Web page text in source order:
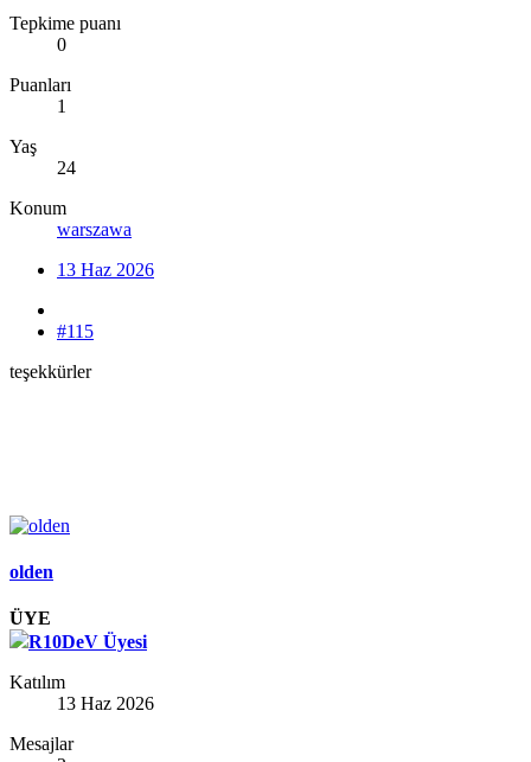
Tepkime puanı
0
Puanları
1
Yaş
24
Konum
warszawa
13 Haz 2026
#115
teşekkürler
olden
ÜYE
R10DeV Üyesi
Katılım
13 Haz 2026
Mesajlar